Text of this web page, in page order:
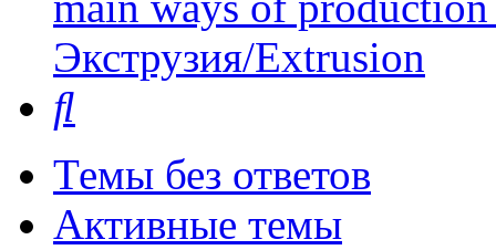
Экструзия/Extrusion
Темы без ответов
Активные темы